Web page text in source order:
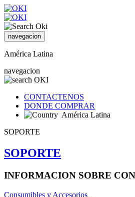
navegacion
América Latina
navegacion
CONTACTENOS
DONDE COMPRAR
América Latina
SOPORTE
SOPORTE
INFORMACION SOBRE
Consumibles y Accesorios